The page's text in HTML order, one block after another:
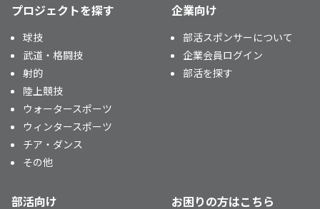
プロジェクトを探す
球技
武道・格闘技
射的
陸上競技
ウォータースポーツ
ウィンタースポーツ
チア・ダンス
その他
企業向け
部活スポンサーについて
企業会員ログイン
部活を探す
部活向け お困りの方はこちら